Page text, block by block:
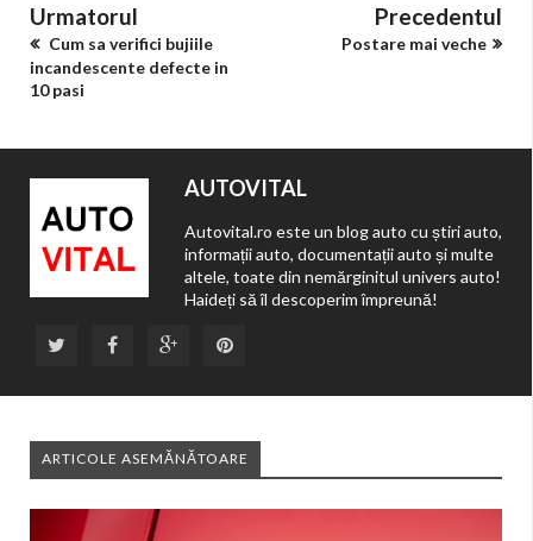
Urmatorul
Cum sa verifici bujiile
incandescente defecte in
10 pasi
Precedentul
Postare mai veche
AUTOVITAL
Autovital.ro este un blog auto cu știri auto,
informații auto, documentații auto și multe
altele, toate din nemărginitul univers auto!
Haideți să îl descoperim împreună!
ARTICOLE ASEMĂNĂTOARE